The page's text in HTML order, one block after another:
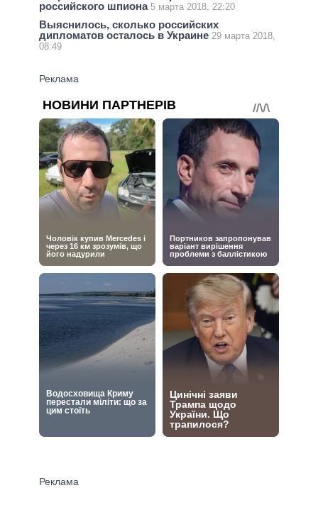
российского шпиона 5 марта 2018, 22:20
Выяснилось, сколько российских
дипломатов осталось в Украине 29 марта 2018,
08:49